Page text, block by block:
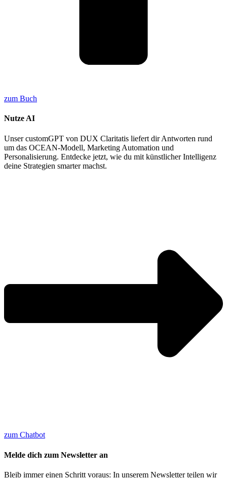
zum Buch
Nutze AI
Unser customGPT von DUX Claritatis liefert dir Antworten rund
um das OCEAN-Modell, Marketing Automation und
Personalisierung. Entdecke jetzt, wie du mit künstlicher Intelligenz
deine Strategien smarter machst.
zum Chatbot
Melde dich zum Newsletter an
Bleib immer einen Schritt voraus: In unserem Newsletter teilen wir